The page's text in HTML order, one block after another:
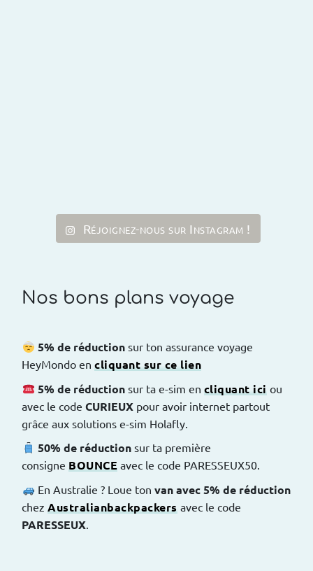
Réjoignez-nous sur Instagram !
Nos bons plans voyage
5% de réduction sur ton assurance voyage
HeyMondo encliquant sur ce lien
5% de réductionsur ta e-sim en cliquant ici ou
avec le codeCURIEUX pour avoir internet partout
grâce aux solutions e-sim Holafly.
50% de réductionsur ta première
consigne BOUNCE avec le code PARESSEUX50.
En Australie ? Loue ton van avec 5% de réduction
chezAustralianbackpackers avec le code
PARESSEUX.